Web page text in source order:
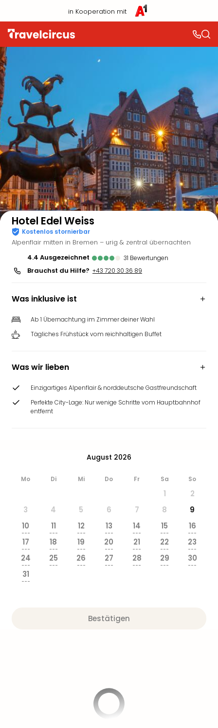
in Kooperation mit
Auf der Karte anzeigen
Hotel Edel Weiss
Kostenlos stornierbar
Alpenflair mitten in Bremen – urig & zentral übernachten
4.4
ausgezeichnet 31 Bewertungen
Brauchst du Hilfe? +43 720 30 36 89
Was inklusive ist
Ab 1 Übernachtung im Zimmer deiner Wahl
Tägliches Frühstück vom reichhaltigen Buffet
Was wir lieben
Einzigartiges Alpenflair & norddeutsche Gastfreundschaft
Perfekte City-Lage: Nur wenige Schritte vom Hauptbahnhof
entfernt
August 2026
Mo Di Mi Do Fr Sa So
1
2
3
4 5 6 7 8
9
10
---
11
---
12
---
13
---
14
---
15
---
16
---
17
---
18
---
19
---
20
---
21
---
22
---
23
---
24
---
25
---
26
---
27
---
28
---
29
---
30
---
31
---
Bestätigen